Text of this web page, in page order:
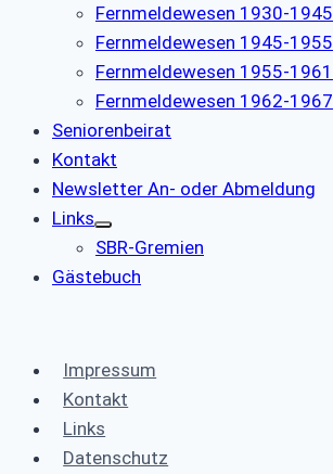
Fernmeldewesen 1930-1945
Fernmeldewesen 1945-1955
Fernmeldewesen 1955-1961
Fernmeldewesen 1962-1967
Seniorenbeirat
Kontakt
Newsletter An- oder Abmeldung
Links
SBR-Gremien
Gästebuch
Impressum
Kontakt
Links
Datenschutz